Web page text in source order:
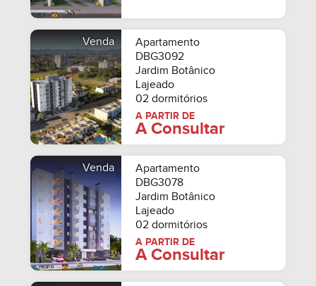
Venda
Apartamento
DBG3092
Jardim Botânico
Lajeado
02 dormitórios
A PARTIR DE
A Consultar
Venda
Apartamento
DBG3078
Jardim Botânico
Lajeado
02 dormitórios
A PARTIR DE
A Consultar